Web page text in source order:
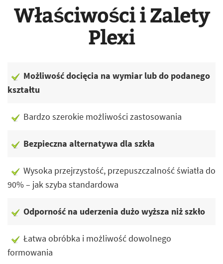
Właściwości i Zalety
Plexi
Możliwość docięcia na wymiar lub do podanego
kształtu
Bardzo szerokie możliwości zastosowania
Bezpieczna alternatywa dla szkła
Wysoka przejrzystość, przepuszczalność światła do
90% – jak szyba standardowa
Odporność na uderzenia dużo wyższa niż szkło
Łatwa obróbka i możliwość dowolnego
formowania